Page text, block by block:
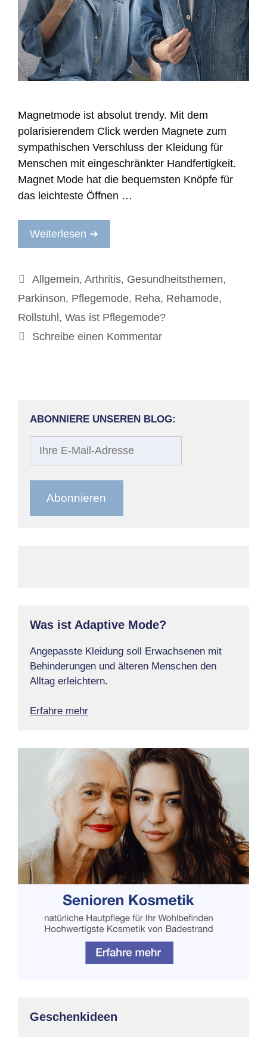
Magnetmode ist absolut trendy. Mit dem
polarisierendem Click werden Magnete zum
sympathischen Verschluss der Kleidung für
Menschen mit eingeschränkter Handfertigkeit.
Magnet Mode hat die bequemsten Knöpfe für
das leichteste Öffnen …
Weiterlesen ➔
Kategorien
Allgemein, Arthritis, Gesundheitsthemen,
Parkinson, Pflegemode, Reha, Rehamode,
Rollstuhl, Was ist Pflegemode?
Schreibe einen Kommentar
ABONNIERE UNSEREN BLOG:
Abonnieren
Was ist Adaptive Mode?
Angepasste Kleidung soll Erwachsenen mit
Behinderungen und älteren Menschen den
Alltag erleichtern.
Erfahre mehr
Geschenkideen